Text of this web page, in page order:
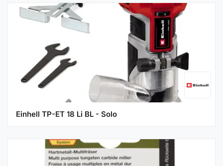
Einhell TP-ET 18 Li BL - Solo